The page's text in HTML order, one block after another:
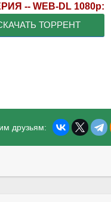
-- WEB-DL 1080p:
ТОРРЕНТ
друзьям: